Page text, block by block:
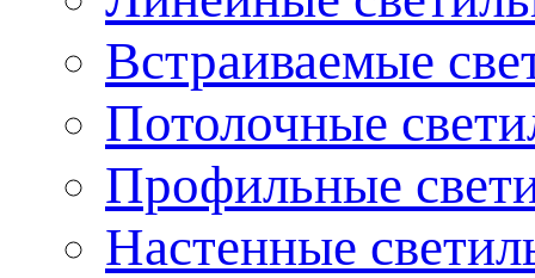
Встраиваемые
Потолочные
Профильные
Настенные